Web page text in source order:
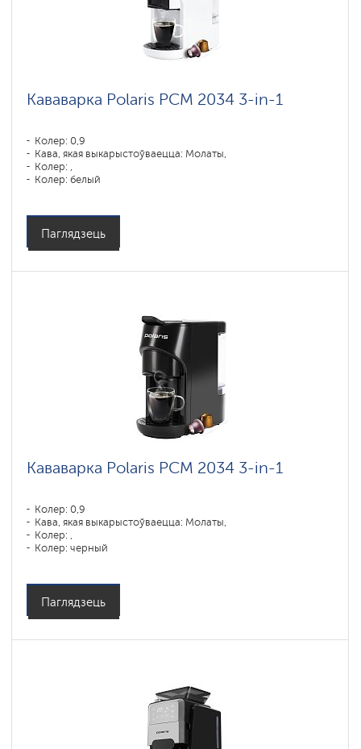
Кававарка Polaris PCM 2034 3-in-1
Колер: 0,9
Кава, якая выкарыстоўваецца: Молаты,
Колер: ,
Колер: белый
Паглядзець
Кававарка Polaris PCM 2034 3-in-1
Колер: 0,9
Кава, якая выкарыстоўваецца: Молаты,
Колер: ,
Колер: черный
Паглядзець